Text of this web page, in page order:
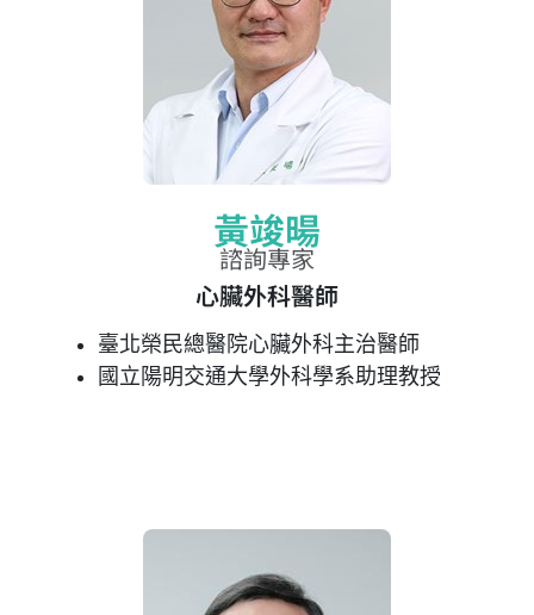
黃竣暘
諮詢專家
心臟外科醫師
臺北榮民總醫院心臟外科主治醫師
國立陽明交通大學外科學系助理教授